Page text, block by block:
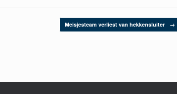
Meisjesteam verliest van hekkensluiter →